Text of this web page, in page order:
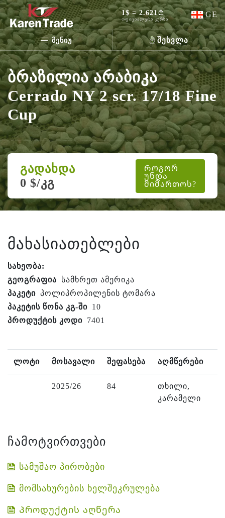
მენიუ
1$ = 2.621
ოფიციალური კურსი
GE
შესვლა
ბრაზილია არაბიკა
Cerrado NY 2 scr. 17/18 Fine
Cup
გადახდა
0 $/კგ
Როგორ
უნდა
მიმართოს?
მახასიათებლები
სახეობა:
გეოგრაფია
სამხრეთ ამერიკა
პაკეტი პოლიპროპილენის ტომარა
პაკეტის წონა კგ-ში 10
პროდუქტის კოდი 7401
ლოტი მოსავალი შეფასება აღმწერები
2025/26 84
თხილი,
კარამელი
ჩამოტვირთვები
სამუშაო პირობები
მომსახურების ხელშეკრულება
Პროდუქტის აღწერა